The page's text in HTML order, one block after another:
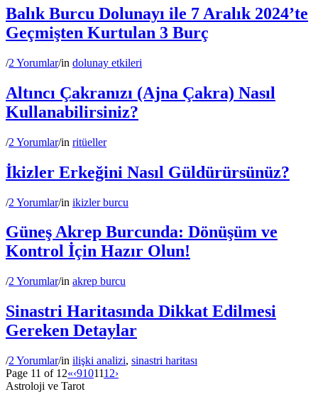
Balık Burcu Dolunayı ile 7 Aralık 2024’te
Geçmişten Kurtulan 3 Burç
/2 Yorumlar/in dolunay etkileri
Altıncı Çakranızı (Ajna Çakra) Nasıl
Kullanabilirsiniz?
/2 Yorumlar/in ritüeller
İkizler Erkeğini Nasıl Güldürürsünüz?
/2 Yorumlar/in ikizler burcu
Güneş Akrep Burcunda: Dönüşüm ve
Kontrol İçin Hazır Olun!
/2 Yorumlar/in akrep burcu
Sinastri Haritasında Dikkat Edilmesi
Gereken Detaylar
/2 Yorumlar/in ilişki analizi, sinastri haritası
Page 11 of 12«‹9101112›
Astroloji ve Tarot